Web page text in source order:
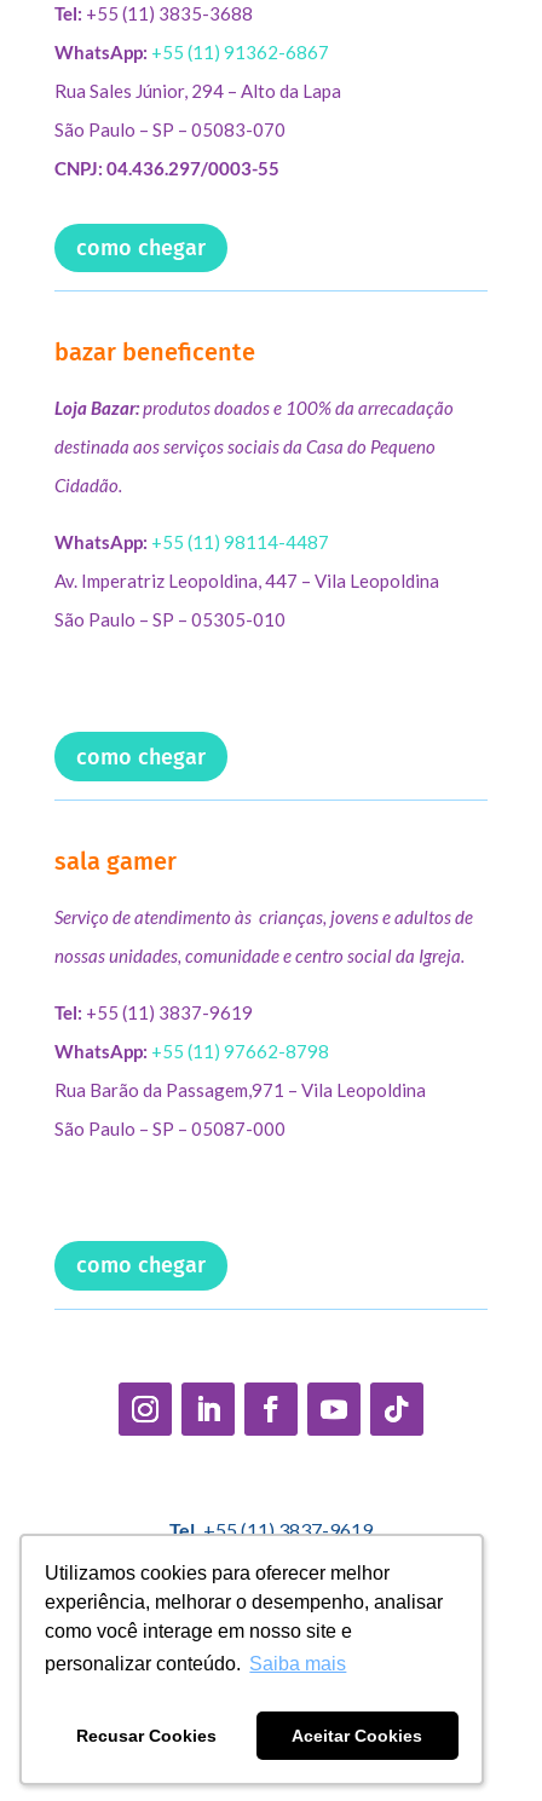
Utilizamos cookies para oferecer melhor
experiência, melhorar o desempenho, analisar
como você interage em nosso site e
personalizar conteúdo. Saiba mais
Recusar Cookies Aceitar Cookies
Utilizamos cookies para oferecer melhor
experiência, melhorar o desempenho, analisar
como você interage em nosso site e
personalizar conteúdo. Saiba mais
Recusar Cookies Aceitar Cookies
Tel: +55 (11) 3835-3688
WhatsApp: +55 (11) 91362-6867
Rua Sales Júnior, 294 – Alto da Lapa
São Paulo – SP – 05083-070
CNPJ: 04.436.297/0003-55
como chegar
bazar beneficente
Loja Bazar:produtos doados e 100% da arrecadação
destinada aos serviços sociais da Casa do Pequeno
Cidadão.
WhatsApp: +55 (11) 98114-4487
Av. Imperatriz Leopoldina, 447 – Vila Leopoldina
São Paulo – SP – 05305-010
como chegar
sala gamer
Serviço de atendimento às crianças, jovens e adultos de
nossas unidades, comunidade e centro social da Igreja.
Tel: +55 (11) 3837-9619
WhatsApp: +55 (11) 97662-8798
Rua Barão da Passagem,971 – Vila Leopoldina
São Paulo – SP – 05087-000
como chegar
Tel.+55 (11) 3837-9619
Política Interna de Proteção de Dados |Encarregado de
Dados: Marcelo Correa |
denuncias@casadopequenocidadao.org.br